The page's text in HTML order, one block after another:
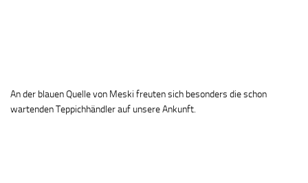
An der blauen Quelle von Meski freuten sich besonders die schon
wartenden Teppichhändler auf unsere Ankunft.